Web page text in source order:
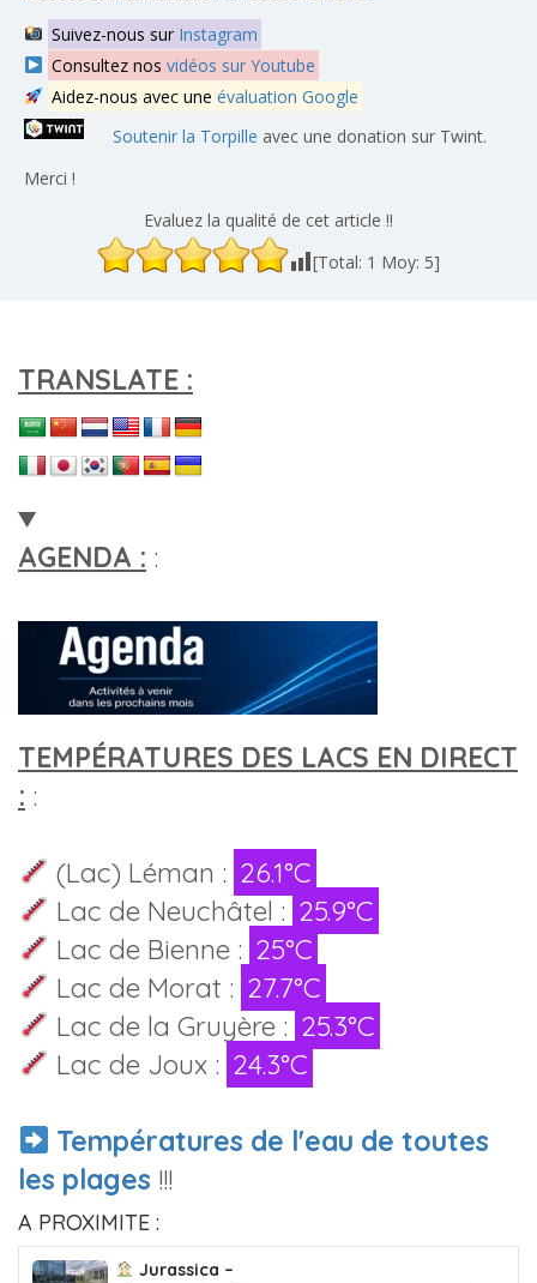
Suivez-nous sur Instagram
Consultez nos vidéos sur Youtube
Aidez-nous avec une évaluation Google
Soutenir la Torpille avec une donation sur Twint.
Merci !
Evaluez la qualité de cet article !!
[Total: 1 Moy: 5]
TRANSLATE :
AGENDA : :
TEMPÉRATURES DES LACS EN DIRECT
: :
(Lac) Léman : 26.1°C
Lac de Neuchâtel : 25.9°C
Lac de Bienne : 25°C
Lac de Morat : 27.7°C
Lac de la Gruyère : 25.3°C
Lac de Joux : 24.3°C
Températures de l'eau de toutes
les plages !!!
A PROXIMITE :
Jurassica –